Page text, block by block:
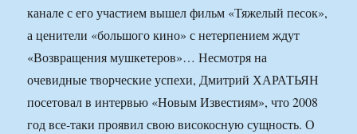
канале с его участием вышел фильм «Тяжелый песок»,
а ценители «большого кино» с нетерпением ждут
«Возвращения мушкетеров»… Несмотря на
очевидные творческие успехи, Дмитрий ХАРАТЬЯН
посетовал в интервью «Новым Известиям», что 2008
год все-таки проявил свою високосную сущность. О